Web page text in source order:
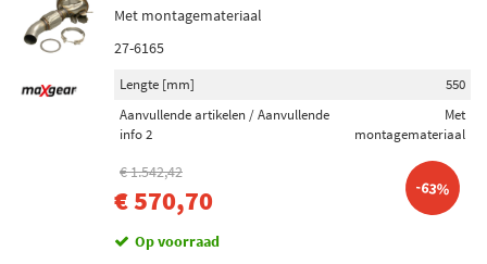
Met montagemateriaal
27-6165
Lengte [mm]
550
Aanvullende artikelen / Aanvullende
info 2
Met
montagemateriaal
€ 1.542,42
€ 570,70 -63%
Op voorraad